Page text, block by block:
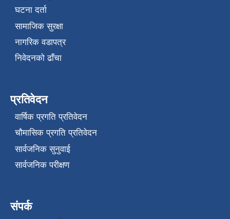
घटना दर्ता
सामाजिक सुरक्षा
नागरिक वडापत्र
निवेदनको ढाँचा
प्रतिवेदन
वार्षिक प्रगति प्रतिवेदन
चौमासिक प्रगति प्रतिवेदन
सार्वजनिक सुनुवाई
सार्वजनिक परीक्षण
संपर्क